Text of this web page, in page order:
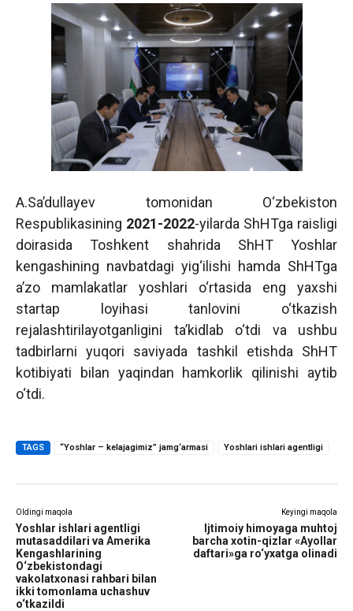
A.Sa’dullayev tomonidan O‘zbekiston
Respublikasining 2021-2022-yilarda ShHTga raisligi
doirasida Toshkent shahrida ShHT Yoshlar
kengashining navbatdagi yig‘ilishi hamda ShHTga
a’zo mamlakatlar yoshlari o‘rtasida eng yaxshi
startap loyihasi tanlovini o‘tkazish
rejalashtirilayotganligini ta’kidlab o‘tdi va ushbu
tadbirlarni yuqori saviyada tashkil etishda ShHT
kotibiyati bilan yaqindan hamkorlik qilinishi aytib
o‘tdi.
TAGS “Yoshlar – kelajagimiz” jamg‘armasi Yoshlari ishlari agentligi
Oldingi maqola
Yoshlar ishlari agentligi
mutasaddilari va Amerika
Kengashlarining
O‘zbekistondagi
vakolatxonasi rahbari bilan
ikki tomonlama uchashuv
o‘tkazildi
Keyingi maqola
Ijtimoiy himoyaga muhtoj
barcha xotin-qizlar «Ayollar
daftari»ga ro‘yxatga olinadi